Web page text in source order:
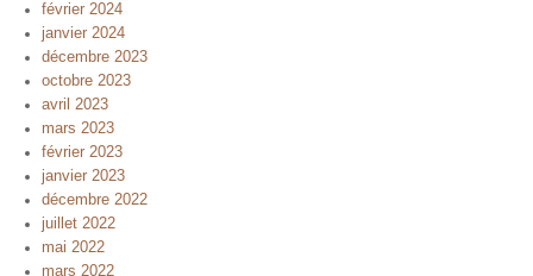
février 2024
janvier 2024
décembre 2023
octobre 2023
avril 2023
mars 2023
février 2023
janvier 2023
décembre 2022
juillet 2022
mai 2022
mars 2022